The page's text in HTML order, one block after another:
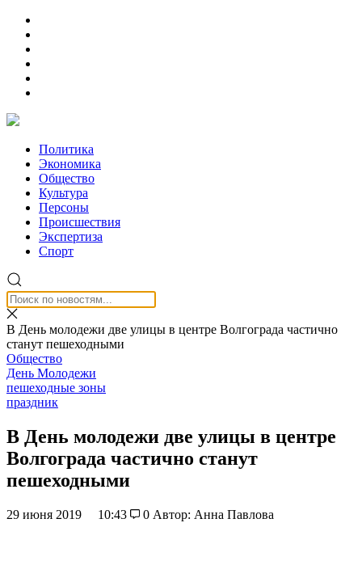
Политика
Экономика
Общество
Культура
Персоны
Происшествия
Экспертиза
Спорт
В День молодежи две улицы в центре Волгограда частично
станут пешеходными
Общество
День Молодежи
пешеходные зоны
праздник
В День молодежи две улицы в центре
Волгограда частично станут
пешеходными
29 июня 2019 10:43 0 Автор: Анна Павлова